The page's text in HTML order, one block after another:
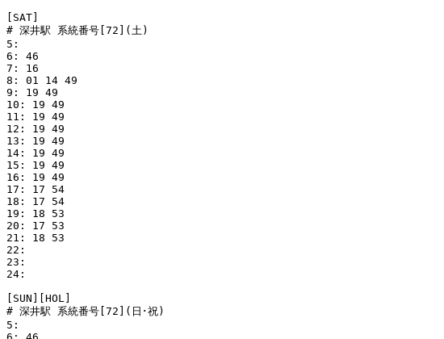
[SAT]
# 深井駅 系統番号[72](土)
5:
6: 46
7: 16
8: 01 14 49
9: 19 49
10: 19 49
11: 19 49
12: 19 49
13: 19 49
14: 19 49
15: 19 49
16: 19 49
17: 17 54
18: 17 54
19: 18 53
20: 17 53
21: 18 53
22:
23:
24:
[SUN][HOL]
# 深井駅 系統番号[72](日･祝)
5:
6: 46